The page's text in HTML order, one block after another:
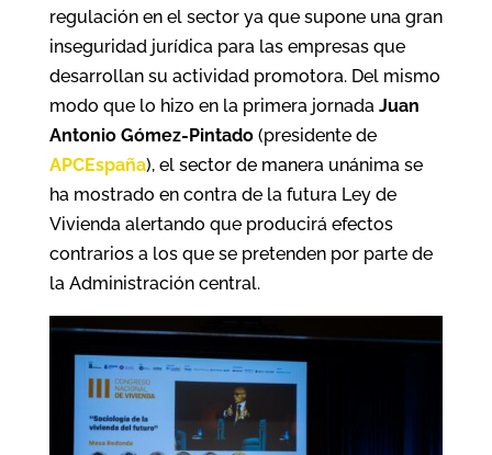
regulación en el sector ya que supone una gran
inseguridad jurídica para las empresas que
desarrollan su actividad promotora. Del mismo
modo que lo hizo en la primera jornada Juan
Antonio Gómez-Pintado(presidente de
APCEspaña), el sector de manera unánima se
ha mostrado en contra de la futura Ley de
Vivienda alertando que producirá efectos
contrarios a los que se pretenden por parte de
la Administración central.